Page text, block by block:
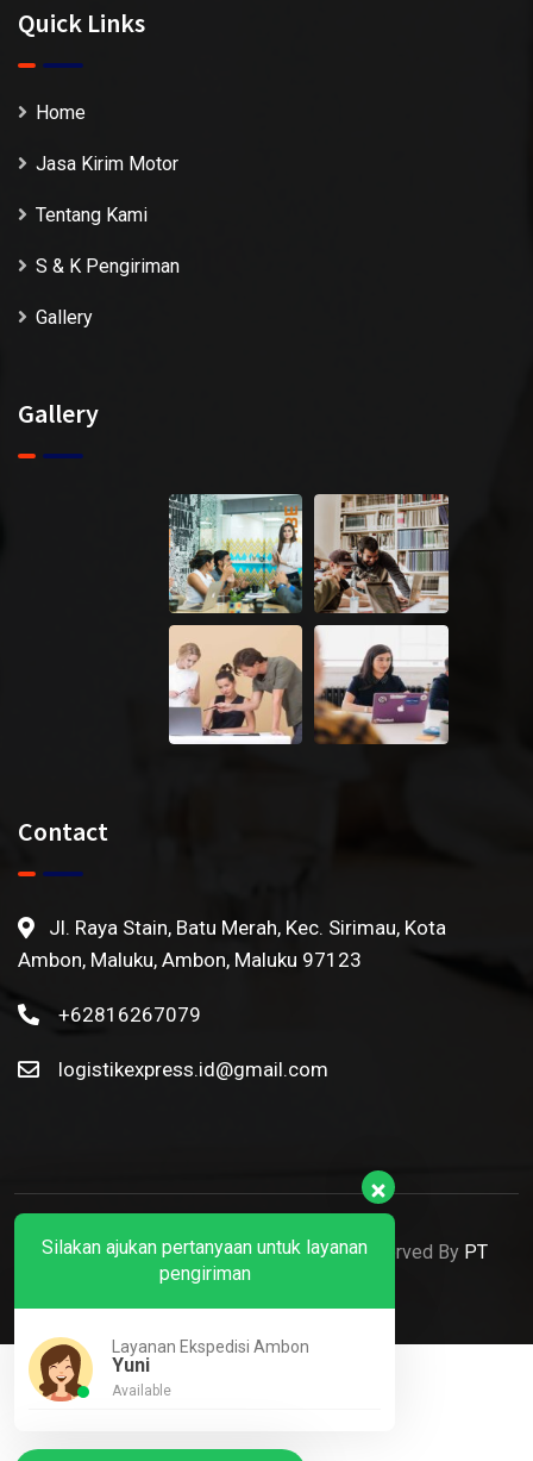
Quick Links
Home
Jasa Kirim Motor
Tentang Kami
S & K Pengiriman
Gallery
Gallery
Contact
Jl. Raya Stain, Batu Merah, Kec. Sirimau, Kota
Ambon, Maluku, Ambon, Maluku 97123
+62816267079
logistikexpress.id@gmail.com
© 2022 Ekspedisi Ambon. All Rights Reserved By PT
Logistik Express Nusantara
Silakan ajukan pertanyaan untuk layanan
pengiriman
Layanan Ekspedisi Ambon
Yuni
Available